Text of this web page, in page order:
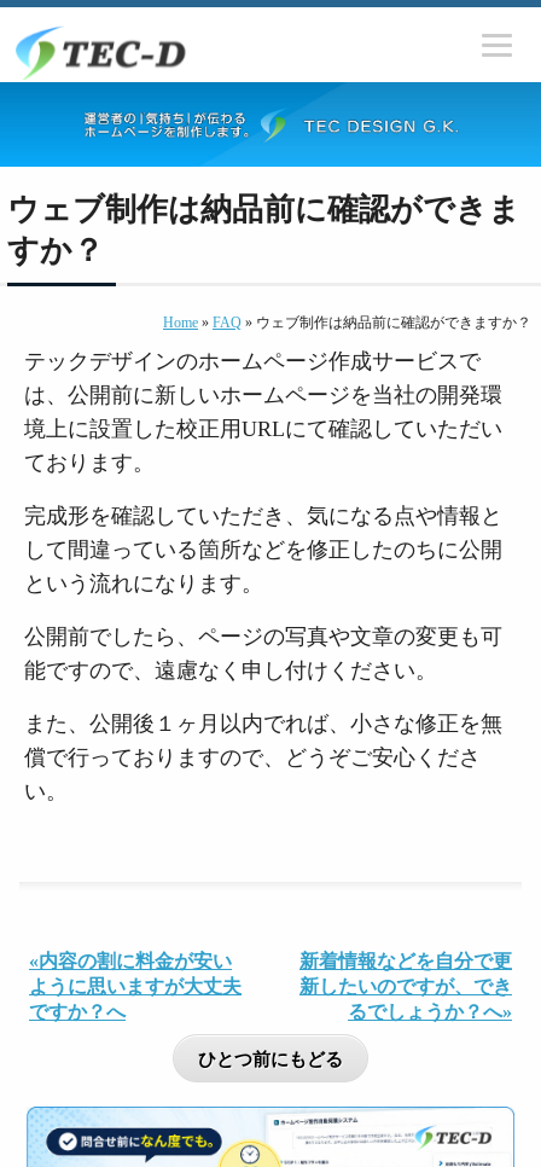
ウェブ制作は納品前に確認ができま
すか？
Home » FAQ » ウェブ制作は納品前に確認ができますか？
テックデザインのホームページ作成サービスで
は、公開前に新しいホームページを当社の開発環
境上に設置した校正用URLにて確認していただい
ております。
完成形を確認していただき、気になる点や情報と
して間違っている箇所などを修正したのちに公開
という流れになります。
公開前でしたら、ページの写真や文章の変更も可
能ですので、遠慮なく申し付けください。
また、公開後１ヶ月以内でれば、小さな修正を無
償で行っておりますので、どうぞご安心くださ
い。
«内容の割に料金が安い
ように思いますが大丈夫
ですか？へ
新着情報などを自分で更
新したいのですが、でき
るでしょうか？へ»